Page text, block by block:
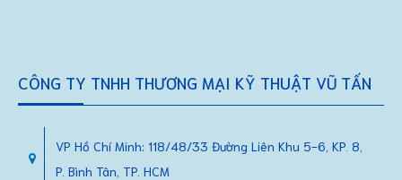
CÔNG TY TNHH THƯƠNG MẠI KỸ THUẬT VŨ TẤN
VP Hồ Chí Minh: 118/48/33 Đường Liên Khu 5-6, KP. 8,
P. Bình Tân, TP. HCM